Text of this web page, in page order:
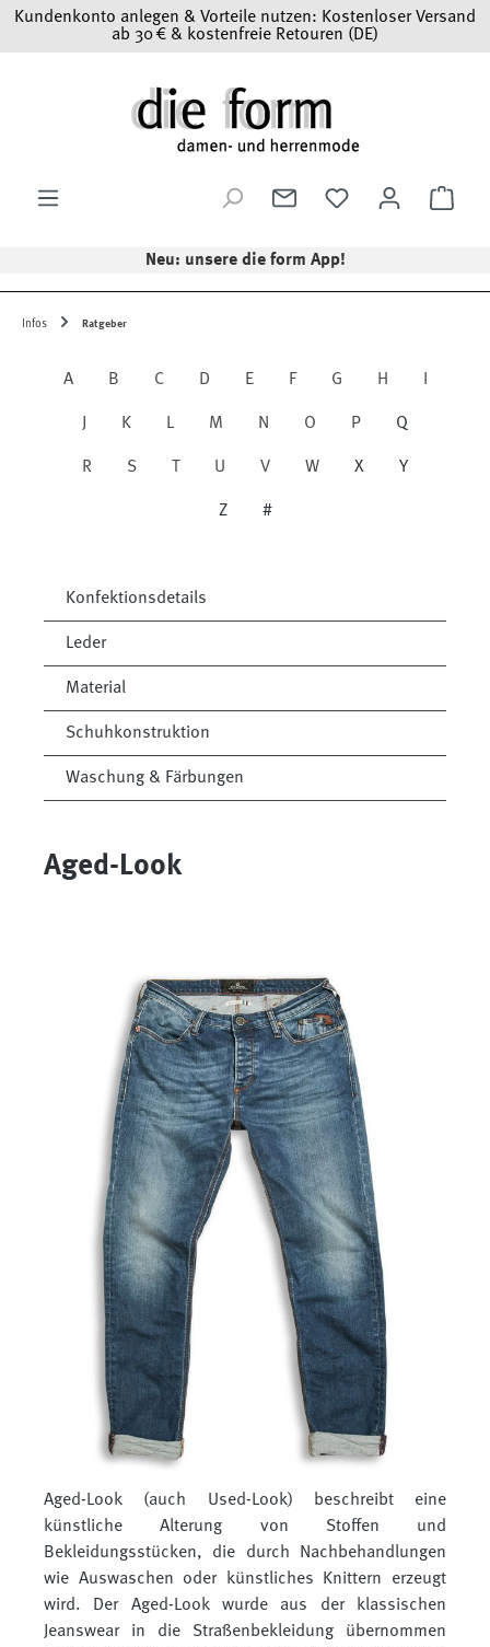
Zum Hauptinhalt springen
Kundenkonto anlegen & Vorteile nutzen: Kostenloser Versand
ab 30 € & kostenfreie Retouren (DE)
Neu: unsere die form App!
Infos Ratgeber
A B C D E F G H
K L M N O P Q
R S U V W X Y
Z #
Konfektionsdetails
Leder
Material
Schuhkonstruktion
Waschung & Färbungen
Aged-Look
Aged-Look (auch Used-Look) beschreibt eine
künstliche Alterung von Stoffen und
Bekleidungsstücken, die durch Nachbehandlungen
wie Auswaschen oder künstliches Knittern erzeugt
wird. Der Aged-Look wurde aus der klassischen
Jeanswear in die Straßenbekleidung übernommen